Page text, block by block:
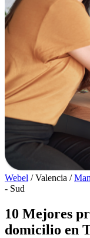
Webel / Valencia /
- Sud
10 Mejores
domicilio en